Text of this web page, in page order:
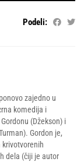
Podeli:
zajedno u
komedija i
(Džekson) i
Gordon je,
krivotvorenih
dela (čiji je autor